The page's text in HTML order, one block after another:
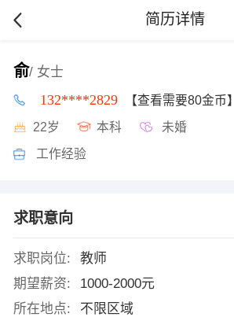
简历详情
俞/ 女士
132****2829 【查看需要80金币】
22岁 本科 未婚
工作经验
求职意向
求职岗位:
教师
期望薪资:
1000-2000元
所在地点:
不限区域